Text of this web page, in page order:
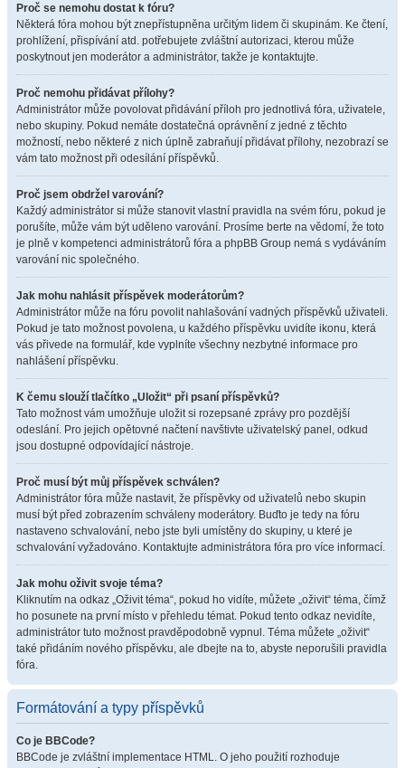
Proč se nemohu dostat k fóru?
Některá fóra mohou být znepřístupněna určitým lidem či skupinám. Ke čtení,
prohlížení, přispívání atd. potřebujete zvláštní autorizaci, kterou může
poskytnout jen moderátor a administrátor, takže je kontaktujte.
Proč nemohu přidávat přílohy?
Administrátor může povolovat přidávání příloh pro jednotlivá fóra, uživatele,
nebo skupiny. Pokud nemáte dostatečná oprávnění z jedné z těchto
možností, nebo některé z nich úplně zabraňují přidávat přílohy, nezobrazí se
vám tato možnost při odesílání příspěvků.
Proč jsem obdržel varování?
Každý administrátor si může stanovit vlastní pravidla na svém fóru, pokud je
porušíte, může vám být uděleno varování. Prosíme berte na vědomí, že toto
je plně v kompetenci administrátorů fóra a phpBB Group nemá s vydáváním
varování nic společného.
Jak mohu nahlásit příspěvek moderátorům?
Administrátor může na fóru povolit nahlašování vadných příspěvků uživateli.
Pokud je tato možnost povolena, u každého příspěvku uvidíte ikonu, která
vás přivede na formulář, kde vyplníte všechny nezbytné informace pro
nahlášení příspěvku.
K čemu slouží tlačítko „Uložit“ při psaní příspěvků?
Tato možnost vám umožňuje uložit si rozepsané zprávy pro pozdější
odeslání. Pro jejich opětovné načtení navštivte uživatelský panel, odkud
jsou dostupné odpovídající nástroje.
Proč musí být můj příspěvek schválen?
Administrátor fóra může nastavit, že příspěvky od uživatelů nebo skupin
musí být před zobrazením schváleny moderátory. Buďto je tedy na fóru
nastaveno schvalování, nebo jste byli umístěny do skupiny, u které je
schvalování vyžadováno. Kontaktujte administrátora fóra pro více informací.
Jak mohu oživit svoje téma?
Kliknutím na odkaz „Oživit téma“, pokud ho vidíte, můžete „oživit“ téma, čímž
ho posunete na první místo v přehledu témat. Pokud tento odkaz nevidíte,
administrátor tuto možnost pravděpodobně vypnul. Téma můžete „oživit“
také přidáním nového příspěvku, ale dbejte na to, abyste neporušili pravidla
fóra.
Formátování a typy příspěvků
Co je BBCode?
BBCode je zvláštní implementace HTML. O jeho použití rozhoduje